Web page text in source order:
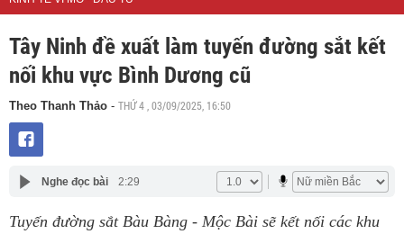
Tây Ninh đề xuất làm tuyến đường sắt kết
nối khu vực Bình Dương cũ
Theo Thanh Thảo - THỨ 4 , 03/09/2025, 16:50
Nghe đọc bài 2:29
Tuyến đường sắt Bàu Bàng - Mộc Bài sẽ kết nối các khu